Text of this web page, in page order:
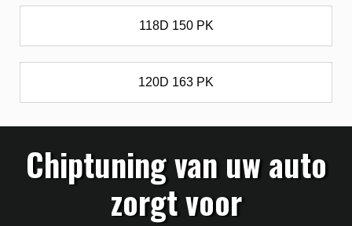
118D 150 PK
120D 163 PK
Chiptuning van uw auto
zorgt voor